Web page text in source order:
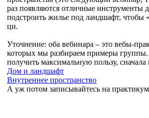
раз появляются отличные инструменты
подстроить жилье под ландшафт, чтобы
ци.
Уточнение: оба вебинара – это вебы-
которых мы разбираем примеры
получить максимальную пользу, сначала
Дом и ландшафт
Внутреннее пространство
А уж потом записывайтесь на